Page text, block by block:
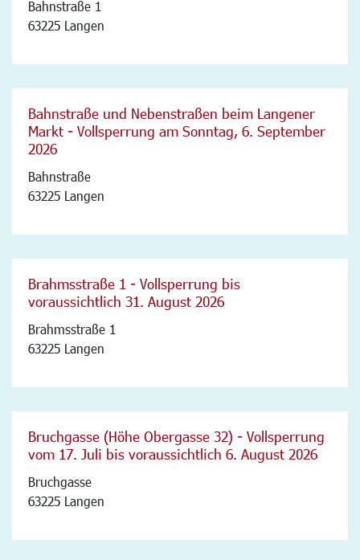
Bahnstraße 1
63225 Langen
Bahnstraße und Nebenstraßen beim Langener
Markt - Vollsperrung am Sonntag, 6. September
2026
Bahnstraße
63225 Langen
Brahmsstraße 1 - Vollsperrung bis
voraussichtlich 31. August 2026
Brahmsstraße 1
63225 Langen
Bruchgasse (Höhe Obergasse 32) - Vollsperrung
vom 17. Juli bis voraussichtlich 6. August 2026
Bruchgasse
63225 Langen